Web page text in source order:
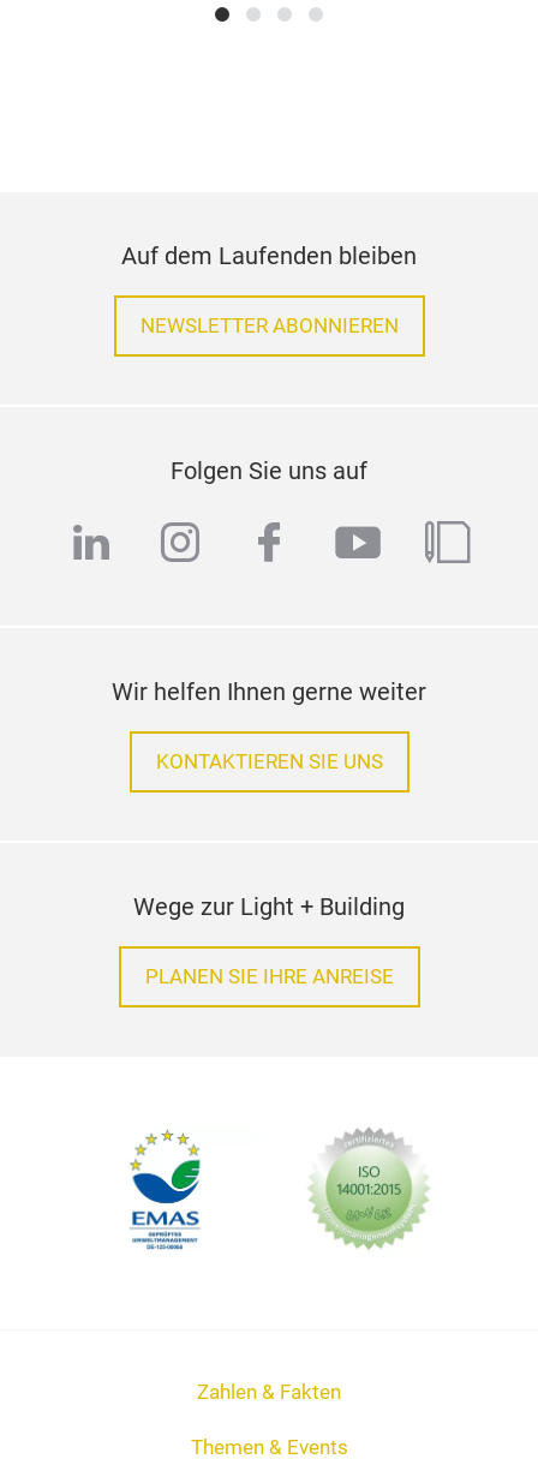
Auf dem Laufenden bleiben
NEWSLETTER ABONNIEREN
Folgen Sie uns auf
linkedininstagram
facebook
youtube
blog
Wir helfen Ihnen gerne weiter
KONTAKTIEREN SIE UNS
Wege zur Light + Building
PLANEN SIE IHRE ANREISE
Zahlen & Fakten
Themen & Events